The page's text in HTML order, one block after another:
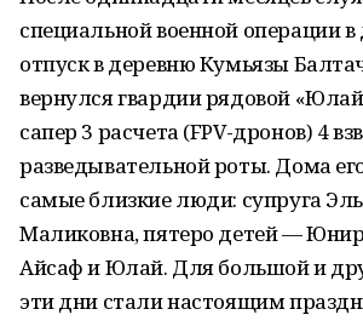
специальной военной операции
отпуск в деревню Кумьязы
вернулся гвардии рядовой
сапер 3 расчета (FPV-дронов) 4
разведывательной роты. Дома
самые близкие люди: супруга
Маликовна, пятеро детей —
Айсаф и Юлай. Для большой и
эти дни стали настоящим